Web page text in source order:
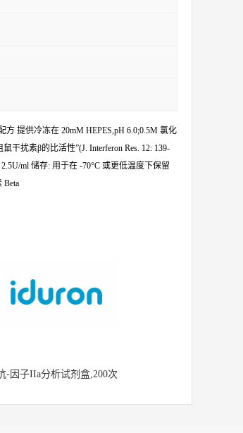
提供冷冻在 20mM HEPES,pH 6.0;0.5M 氯化
扰素β的比活性”(J. Interferon Res. 12: 139-
ml 储存: 用于在 -70°C 或更低温度下保留
Beta
-因子IIa分析试剂盒,200次